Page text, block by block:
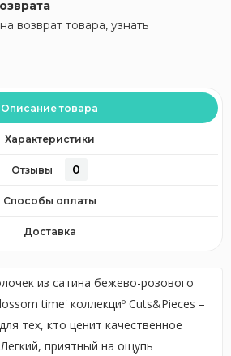
возврат товара, узнать
Описание товара
Характеристики
Отзывы 0
Способы оплаты
Доставка
из сатина бежево-розового
time' коллекциº Cuts&Pieces –
тех, кто ценит качественное
приятный на ощупь